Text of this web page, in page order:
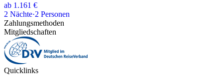
ab 1.161 €
2 Nächte·2 Personen
Zahlungsmethoden
Mitgliedschaften
Quicklinks